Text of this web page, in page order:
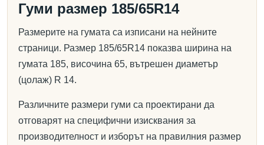
Гуми размер 185/65R14
Размерите на гумата са изписани на нейните
страници. Размер 185/65R14 показва ширина на
гумата 185, височина 65, вътрешен диаметър
(цолаж) R 14.
Различните размери гуми са проектирани да
отговарят на специфични изисквания за
производителност и изборът на правилния размер